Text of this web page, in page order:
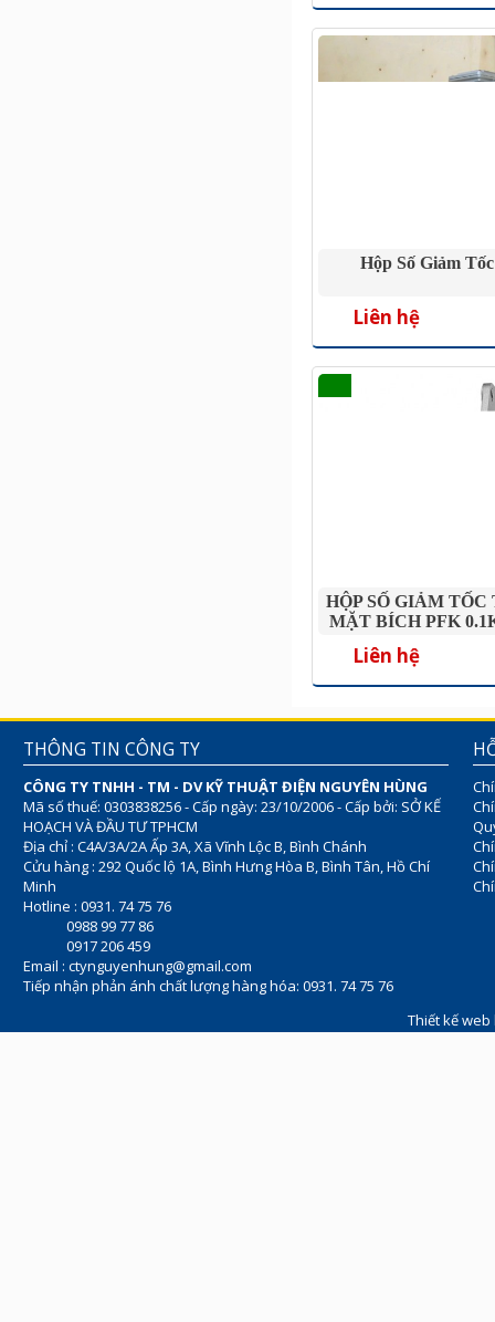
Hộp Số Giảm
Liên hệ
HỘP SỐ GIẢM TỐC
MẶT BÍCH PFK
Liên hệ
THÔNG TIN CÔNG TY
CÔNG TY TNHH - TM - DV KỸ THUẬT ĐIỆN NGUYÊN HÙNG
Mã số thuế: 0303838256 - Cấp ngày: 23/10/2006 - Cấp bởi: SỞ KẾ
HOẠCH VÀ ĐẦU TƯ TPHCM
Địa chỉ : C4A/3A/2A Ấp 3A, Xã Vĩnh Lộc B, Bình Chánh
Cửu hàng : 292 Quốc lộ 1A, Bình Hưng Hòa B, Bình Tân, Hồ Chí
Minh
Hotline : 0931. 74 75 76
0988 99 77 86
0917 206 459
Email : ctynguyenhung@gmail.com
Tiếp nhận phản ánh chất lượng hàng hóa: 0931. 74 75 76
Thiết kế web